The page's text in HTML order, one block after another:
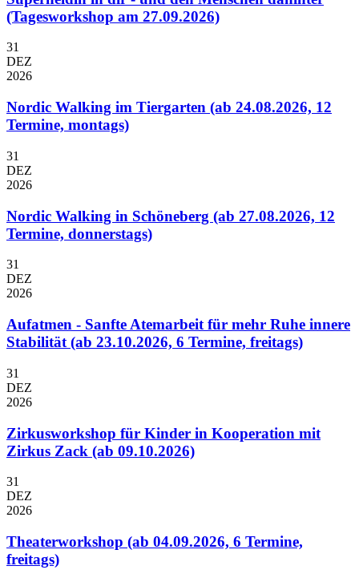
(Tagesworkshop am 27.09.2026)
31
DEZ
2026
Nordic Walking im Tiergarten (ab 24.08.2026, 12
Termine, montags)
31
DEZ
2026
Nordic Walking in Schöneberg (ab 27.08.2026, 12
Termine, donnerstags)
31
DEZ
2026
Aufatmen - Sanfte Atemarbeit für mehr Ruhe innere
Stabilität (ab 23.10.2026, 6 Termine, freitags)
31
DEZ
2026
Zirkusworkshop für Kinder in Kooperation mit
Zirkus Zack (ab 09.10.2026)
31
DEZ
2026
Theaterworkshop (ab 04.09.2026, 6 Termine,
freitags)